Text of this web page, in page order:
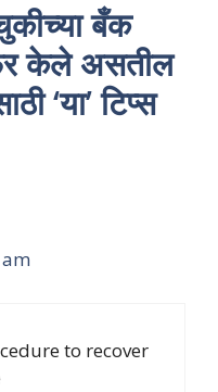
बँक
केले असतील
‘या’ टिप्स
to recover